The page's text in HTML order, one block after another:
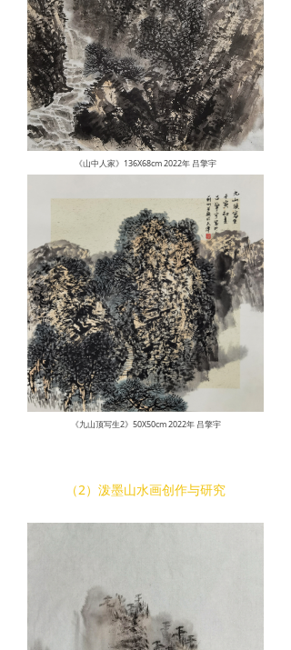
《山中人家》136X68cm 2022年 吕擎宇
《九山顶写生2》50X50cm 2022年 吕擎宇
（2）泼墨山水画创作与研究